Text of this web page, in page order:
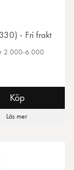
- Fri frakt
2.000-6.000
Köp
Läs mer